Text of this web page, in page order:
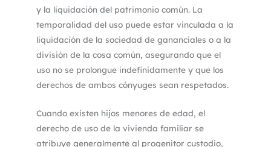
y la liquidación del patrimonio común. La
temporalidad del uso puede estar vinculada a la
liquidación de la sociedad de gananciales o a la
división de la cosa común, asegurando que el
uso no se prolongue indefinidamente y que los
derechos de ambos cónyuges sean respetados.
Cuando existen hijos menores de edad, el
derecho de uso de la vivienda familiar se
atribuye generalmente al progenitor custodio,